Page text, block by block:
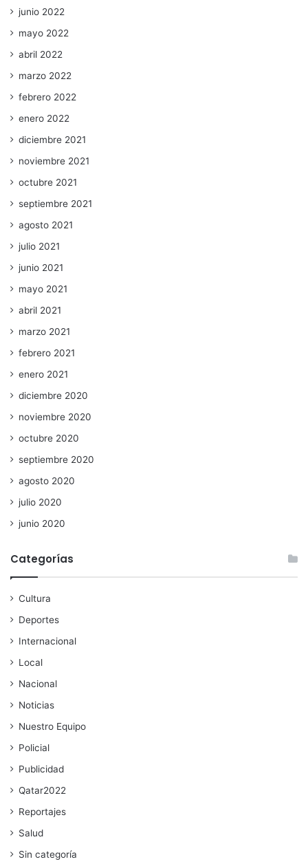
junio 2022
mayo 2022
abril 2022
marzo 2022
febrero 2022
enero 2022
diciembre 2021
noviembre 2021
octubre 2021
septiembre 2021
agosto 2021
julio 2021
junio 2021
mayo 2021
abril 2021
marzo 2021
febrero 2021
enero 2021
diciembre 2020
noviembre 2020
octubre 2020
septiembre 2020
agosto 2020
julio 2020
junio 2020
Categorías
Cultura
Deportes
Internacional
Local
Nacional
Noticias
Nuestro Equipo
Policial
Publicidad
Qatar2022
Reportajes
Salud
Sin categoría